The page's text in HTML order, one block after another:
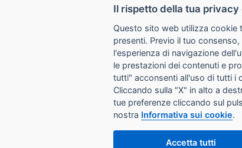
Informativa uso cookie
Impostazioni cookie
I prezzi indicati si intendono IVA esclusa
Via Circonvallazione Nord 8/A 40053 Valsamoggia
P.I. / C.F. 03887981201 Ufficio Registro Imprese BO
Il rispetto della tua
Questo sito web utilizza cookie
presenti. Previo il tuo
l'esperienza di navigazione
le prestazioni dei contenuti e
tutti" acconsenti all'uso di tutti i
Cliccando sulla "X" in alto a
tue preferenze cliccando sul
nostra Informativa sui cookie.
Accetta tutti